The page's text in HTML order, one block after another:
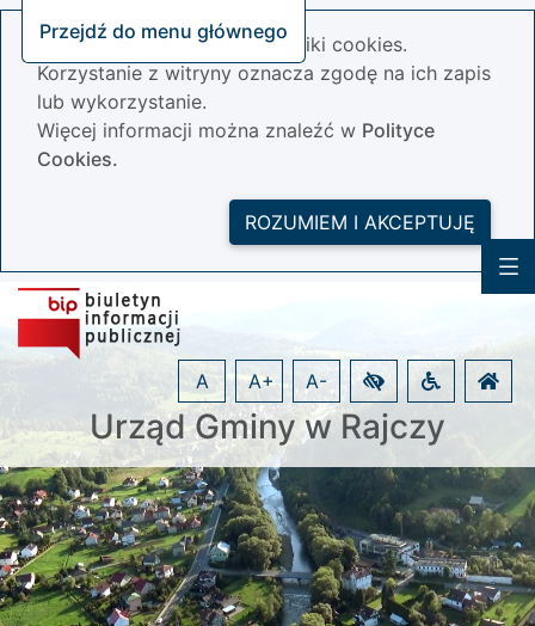
Przejdź do menu głównego
Nasza strona wykorzystuje pliki cookies.
Korzystanie z witryny oznacza zgodę na ich zapis
lub wykorzystanie.
Więcej informacji można znaleźć w Polityce
Cookies.
ROZUMIEM I AKCEPTUJĘ
Urząd Gminy w Rajczy
A A+ A-